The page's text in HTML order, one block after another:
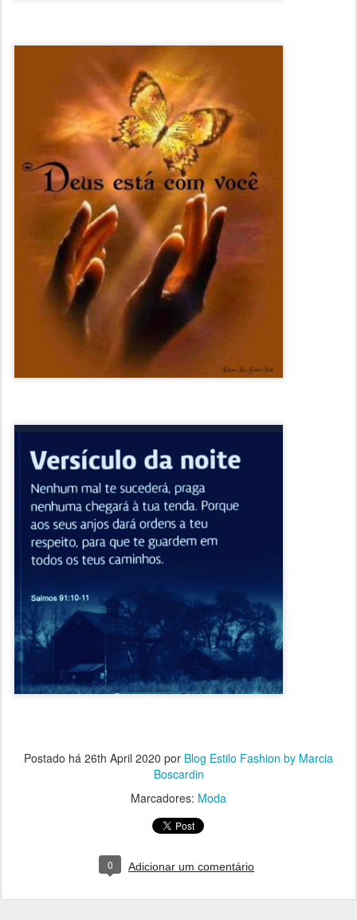
Postado há 26th April 2020 por Blog Estilo Fashion by Marcia
Boscardin
Marcadores: Moda
0 Adicionar um comentário